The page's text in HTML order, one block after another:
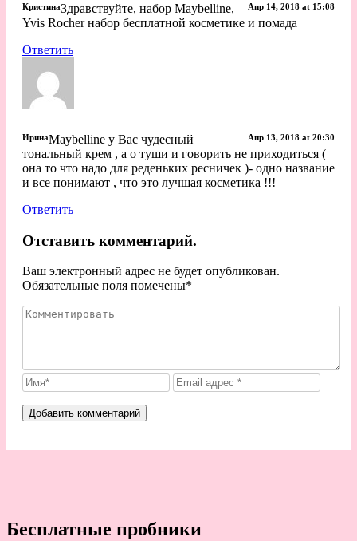
Кристина Апр 14, 2018 at 15:08
Здравствуйте, набор Maybelline,
Yvis Rocher набор бесплатной косметике и помада
Ответить
Ирина Апр 13, 2018 at 20:30
Maybelline у Вас чудесный
тональный крем , а о туши и говорить не приходиться (
она то что надо для реденьких ресничек )- одно название
и все понимают , что это лучшая косметика !!!
Ответить
Отставить комментарий.
Ваш электронный адрес не будет опубликован.
Обязательные поля помечены*
Бесплатные пробники